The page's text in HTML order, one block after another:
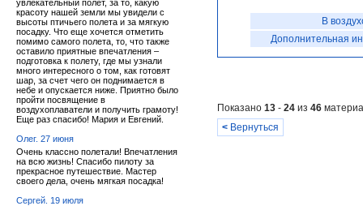
увлекательный полет, за то, какую
красоту нашей земли мы увидели с
высоты птичьего полета и за мягкую
посадку. Что еще хочется отметить
помимо самого полета, то, что также
оставило приятные впечатления –
подготовка к полету, где мы узнали
много интересного о том, как готовят
шар, за счет чего он поднимается в
небе и опускается ниже. Приятно было
пройти посвящение в
воздухоплаватели и получить грамоту!
Еще раз спасибо! Мария и Евгений.
Олег. 27 июня
Очень классно полетали! Впечатления
на всю жизнь! Спасибо пилоту за
прекрасное путешествие. Мастер
своего дела, очень мягкая посадка!
Сергей. 19 июля
В
Дополнительная
Показано 13 - 24 из 46
< Вернуться